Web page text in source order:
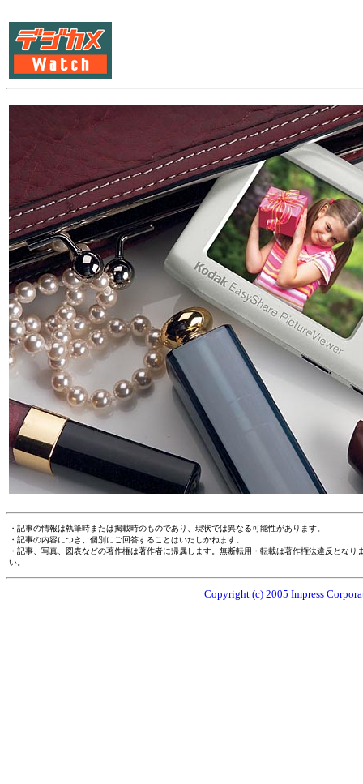
・記事の情報は執筆時または掲載時のものであり、現状では異なる可能性があります。
・記事の内容につき、個別にご回答することはいたしかねます。
・記事、写真、図表などの著作権は著作者に帰属します。無断転用・転載は著作権法違反とな
い。
Copyright (c) 2005 Impress